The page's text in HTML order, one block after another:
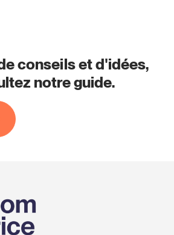
conseils et d'idées,
notre guide.